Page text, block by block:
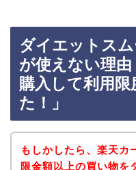
ダイエットス
が使えない理
購入して利用
た！」
もしかしたら、楽天カ
限金額以上の買い物を